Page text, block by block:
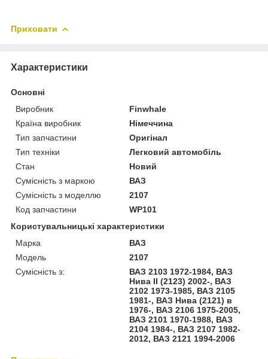
Приховати
Характеристики
Основні
Виробник
Finwhale
Країна виробник
Німеччина
Тип запчастини
Оригінал
Тип техніки
Легковий автомобіль
Стан
Новий
Сумісність з маркою
ВАЗ
Сумісність з моделлю
2107
Код запчастини
WP101
Користувальницькі характеристики
Марка
ВАЗ
Модель
2107
Сумісність з:
ВАЗ 2103 1972-1984, ВАЗ
Нива II (2123) 2002-, ВАЗ
2102 1973-1985, ВАЗ 2105
1981-, ВАЗ Нива (2121) в
1976-, ВАЗ 2106 1975-2005,
ВАЗ 2101 1970-1988, ВАЗ
2104 1984-, ВАЗ 2107 1982-
2012, ВАЗ 2121 1994-2006